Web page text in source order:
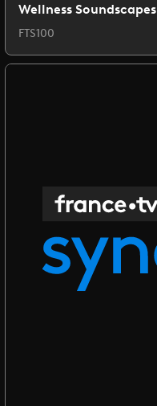
Wellness Soundscapes
FTS100